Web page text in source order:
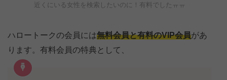
近くにいる女性を検索したいのに！有料でしたㅠㅠ
ハロートークの会員には無料会員と有料のVIP会員があ
ります。有料会員の特典として、